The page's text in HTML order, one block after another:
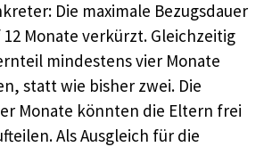
Die maximale Bezugsdauer
Monate verkürzt. Gleichzeitig
mindestens vier Monate
statt wie bisher zwei. Die
Monate könnten die Eltern frei
Als Ausgleich für die